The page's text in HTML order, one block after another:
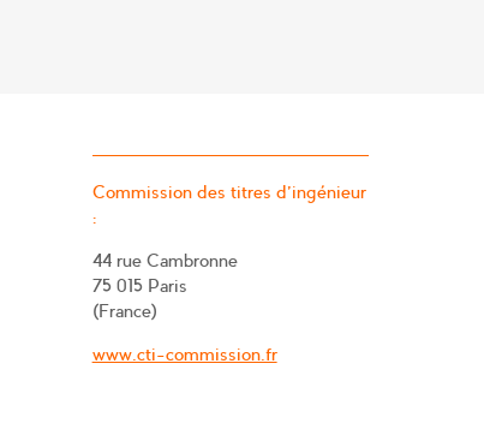
Commission des titres d’ingénieur
:
44 rue Cambronne
75 015 Paris
(France)
www.cti-commission.fr